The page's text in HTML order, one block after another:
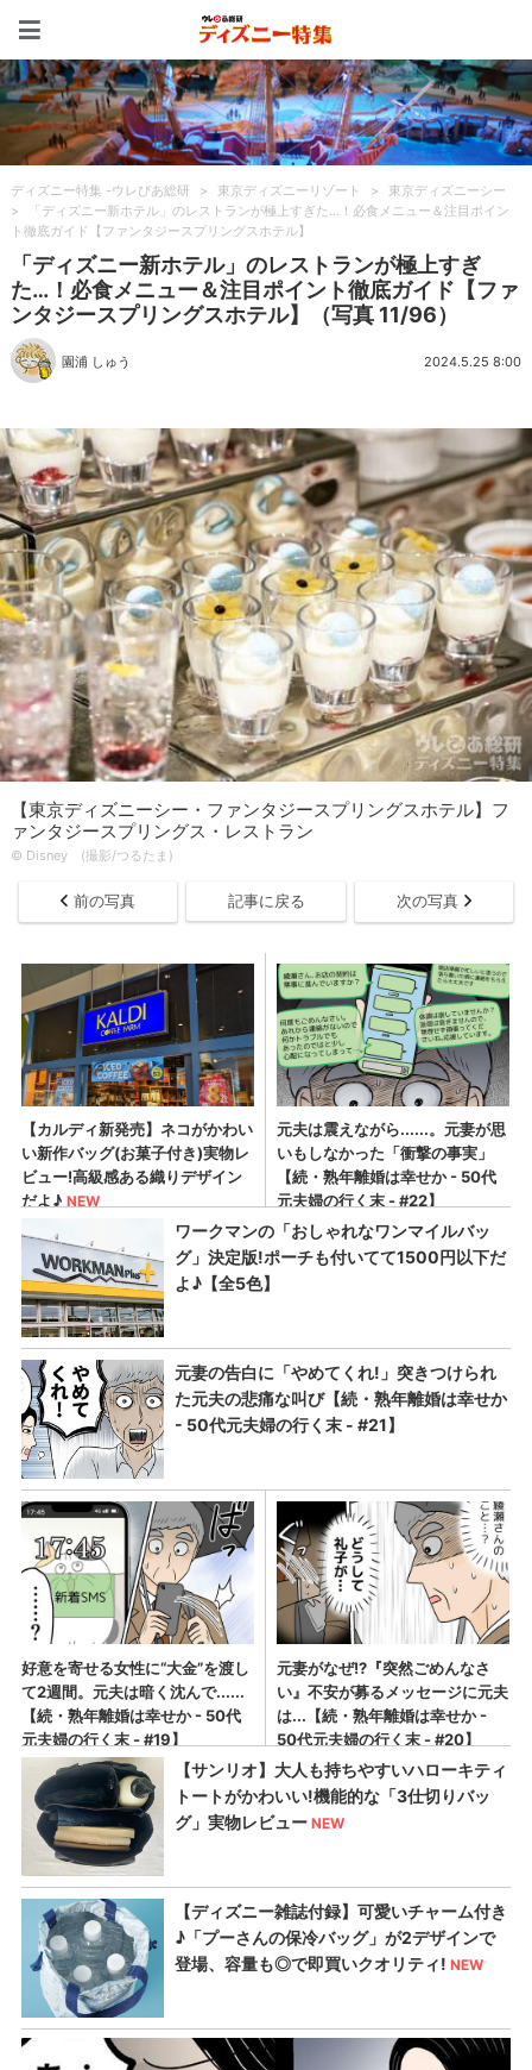
ディズニー特集 -ウレぴあ総研 > 東京ディズニーリゾート >
東京ディズニーシー
>
「ディズニー新ホテル」のレストランが極上すぎた…！必食メニュー＆注目ポイン
ト徹底ガイド【ファンタジースプリングスホテル】
「ディズニー新ホテル」のレストランが極上すぎ
た…！必食メニュー＆注目ポイント徹底ガイド【ファ
ンタジースプリングスホテル】（写真 11/96）
園浦 しゅう 2024.5.25 8:00
【東京ディズニーシー・ファンタジースプリングスホテル】フ
ァンタジースプリングス・レストラン
© Disney (撮影/つるたま)
前の写真 記事に戻る 次の写真